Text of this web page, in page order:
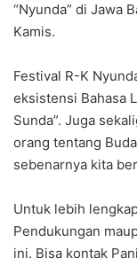
“Nyunda” di Jawa
Kamis.
Festival R-K
eksistensi Bahasa
Sunda”. Juga
orang tentang
sebenarnya kita
Untuk lebih
Pendukungan
ini. Bisa kontak